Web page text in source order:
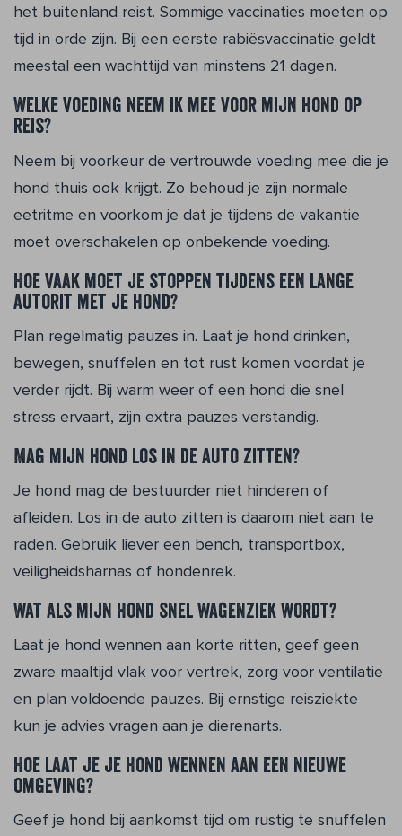
het buitenland reist. Sommige vaccinaties moeten op
tijd in orde zijn. Bij een eerste rabiësvaccinatie geldt
meestal een wachttijd van minstens 21 dagen.
Welke voeding neem ik mee voor mijn hond op
reis?
Neem bij voorkeur de vertrouwde voeding mee die je
hond thuis ook krijgt. Zo behoud je zijn normale
eetritme en voorkom je dat je tijdens de vakantie
moet overschakelen op onbekende voeding.
Hoe vaak moet je stoppen tijdens een lange
autorit met je hond?
Plan regelmatig pauzes in. Laat je hond drinken,
bewegen, snuffelen en tot rust komen voordat je
verder rijdt. Bij warm weer of een hond die snel
stress ervaart, zijn extra pauzes verstandig.
Mag mijn hond los in de auto zitten?
Je hond mag de bestuurder niet hinderen of
afleiden. Los in de auto zitten is daarom niet aan te
raden. Gebruik liever een bench, transportbox,
veiligheidsharnas of hondenrek.
Wat als mijn hond snel wagenziek wordt?
Laat je hond wennen aan korte ritten, geef geen
zware maaltijd vlak voor vertrek, zorg voor ventilatie
en plan voldoende pauzes. Bij ernstige reisziekte
kun je advies vragen aan je dierenarts.
Hoe laat je je hond wennen aan een nieuwe
omgeving?
Geef je hond bij aankomst tijd om rustig te snuffelen